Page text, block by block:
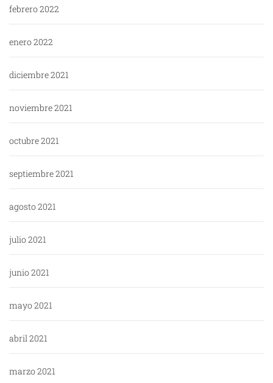
febrero 2022
enero 2022
diciembre 2021
noviembre 2021
octubre 2021
septiembre 2021
agosto 2021
julio 2021
junio 2021
mayo 2021
abril 2021
marzo 2021